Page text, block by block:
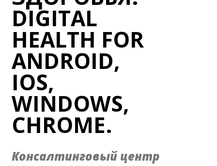
DIGITAL
HEALTH FOR
ANDROID,
IOS,
WINDOWS,
CHROME.
Консалтинговый центр